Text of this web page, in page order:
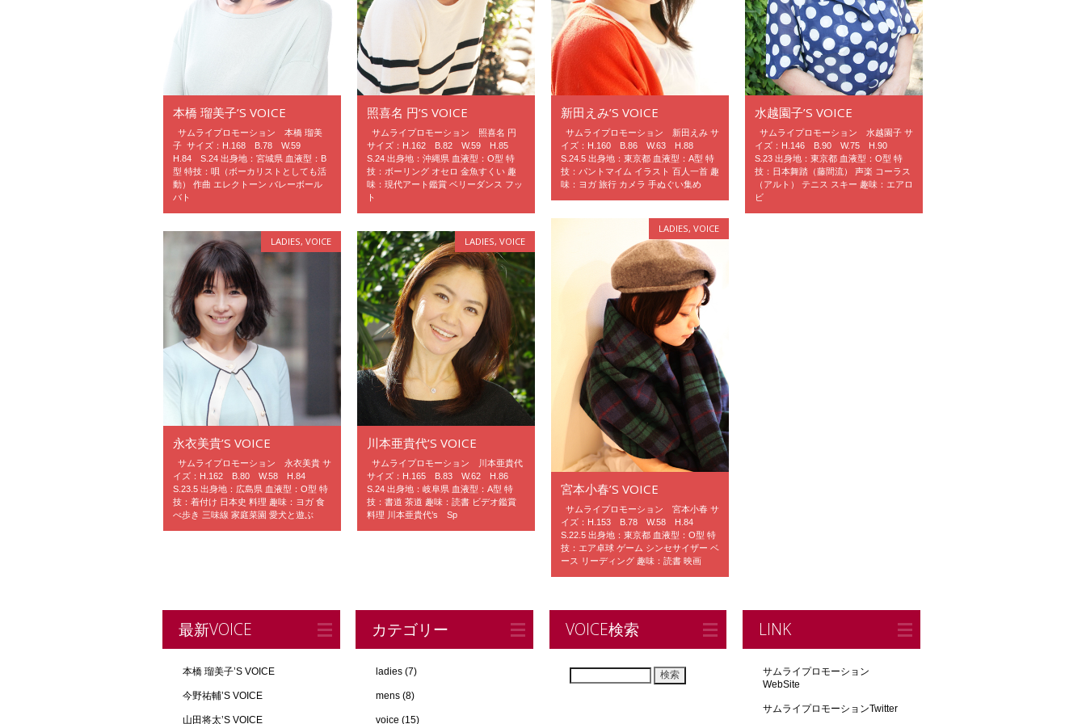
本橋 瑠美子’S VOICE
サムライプロモーション 本橋 瑠美
子 サイズ：H.168 B.78 W.59
H.84 S.24 出身地：宮城県 血液型：B
型 特技：唄（ボーカリストとしても活
動） 作曲 エレクトーン バレーボール
バト
照喜名 円’S VOICE
サムライプロモーション 照喜名 円
サイズ：H.162 B.82 W.59 H.85
S.24 出身地：沖縄県 血液型：O型 特
技：ボーリング オセロ 金魚すくい 趣
味：現代アート鑑賞 ベリーダンス フッ
ト
新田えみ’S VOICE
サムライプロモーション 新田えみ サ
イズ：H.160 B.86 W.63 H.88
S.24.5 出身地：東京都 血液型：A型 特
技：パントマイム イラスト 百人一首 趣
味：ヨガ 旅行 カメラ 手ぬぐい集め
水越園子’S VOICE
サムライプロモーション 水越園子 サ
イズ：H.146 B.90 W.75 H.90
S.23 出身地：東京都 血液型：O型 特
技：日本舞踏（藤間流） 声楽 コーラス
（アルト） テニス スキー 趣味：エアロ
ビ
LADIES,VOICE
宮本小春’S VOICE
サムライプロモーション 宮本小春 サ
イズ：H.153 B.78 W.58 H.84
S.22.5 出身地：東京都 血液型：O型 特
技：エア卓球 ゲーム シンセサイザー ベ
ース リーディング 趣味：読書 映画
LADIES,VOICE
永衣美貴’S VOICE
サムライプロモーション 永衣美貴 サ
イズ：H.162 B.80 W.58 H.84
S.23.5 出身地：広島県 血液型：O型 特
技：着付け 日本史 料理 趣味：ヨガ 食
べ歩き 三味線 家庭菜園 愛犬と遊ぶ
LADIES,VOICE
川本亜貴代’S VOICE
サムライプロモーション 川本亜貴代
サイズ：H.165 B.83 W.62 H.86
S.24 出身地：岐阜県 血液型：A型 特
技：書道 茶道 趣味：読書 ビデオ鑑賞
料理 川本亜貴代’s Sp
最新VOICE
本橋 瑠美子’S VOICE
今野祐輔’S VOICE
山田将太’S VOICE
カテゴリー
ladies (7)
mens (8)
voice (15)
VOICE検索 LINK
サムライプロモーション
WebSite
サムライプロモーションTwitter